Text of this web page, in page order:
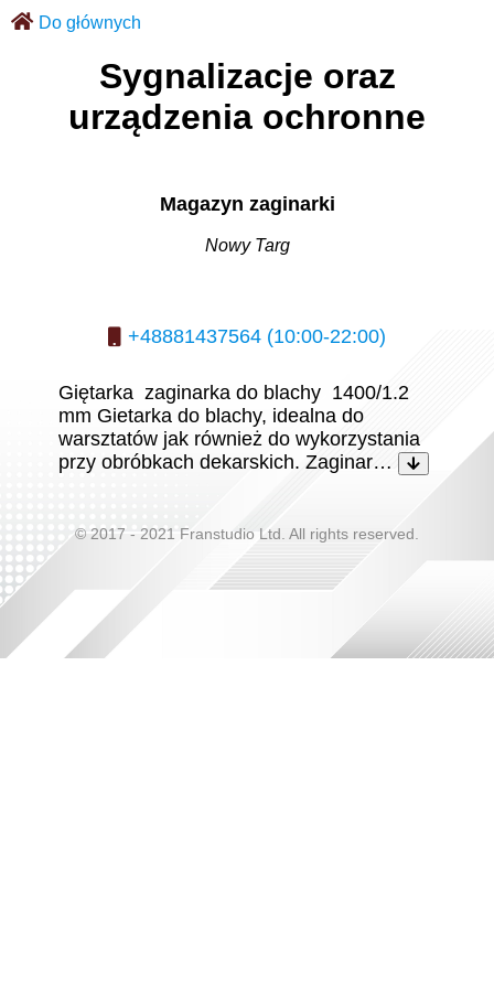
Do głównych
Sygnalizacje oraz
urządzenia ochronne
Magazyn zaginarki
Nowy Targ
+48881437564 (10:00-22:00)
Giętarka zaginarka do blachy 1400/1.2
mm Gietarka do blachy, idealna do
warsztatów jak również do wykorzystania
przy obróbkach dekarskich. Zaginar…
© 2017 - 2021 Franstudio Ltd. All rights reserved.